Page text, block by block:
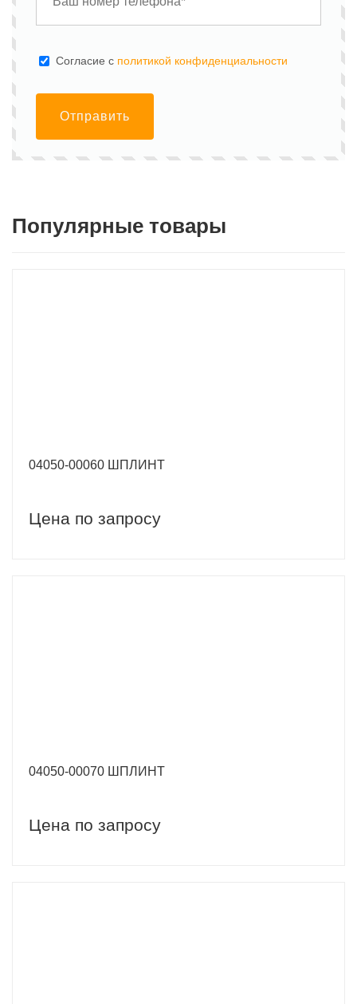
Cогласие с политикой конфиденциальности
Отправить
Популярные товары
04050-00060 ШПЛИНТ
Цена по запросу
04050-00070 ШПЛИНТ
Цена по запросу